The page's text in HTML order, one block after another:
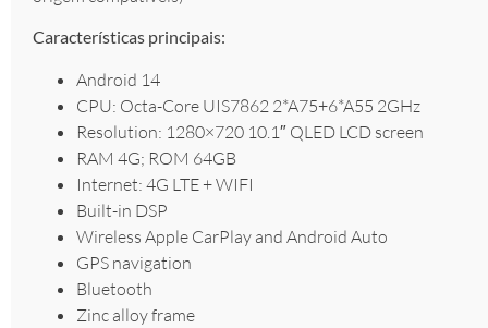
Características principais:
Android 14
CPU: Octa-Core UIS7862 2*A75+6*A55 2GHz
Resolution: 1280×720 10.1″ QLED LCD screen
RAM 4G; ROM 64GB
Internet: 4G LTE + WIFI
Built-in DSP
Wireless Apple CarPlay and Android Auto
GPS navigation
Bluetooth
Zinc alloy frame